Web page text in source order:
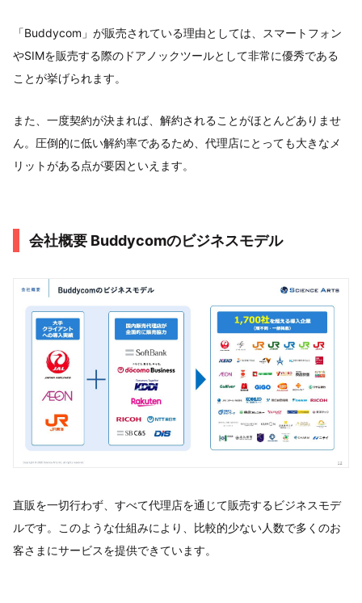
「Buddycom」が販売されている理由としては、スマートフォン
やSIMを販売する際のドアノックツールとして非常に優秀である
ことが挙げられます。
また、一度契約が決まれば、解約されることがほとんどありませ
ん。圧倒的に低い解約率であるため、代理店にとっても大きなメ
リットがある点が要因といえます。
会社概要 Buddycomのビジネスモデル
直販を一切行わず、すべて代理店を通じて販売するビジネスモデ
ルです。このような仕組みにより、比較的少ない人数で多くのお
客さまにサービスを提供できています。